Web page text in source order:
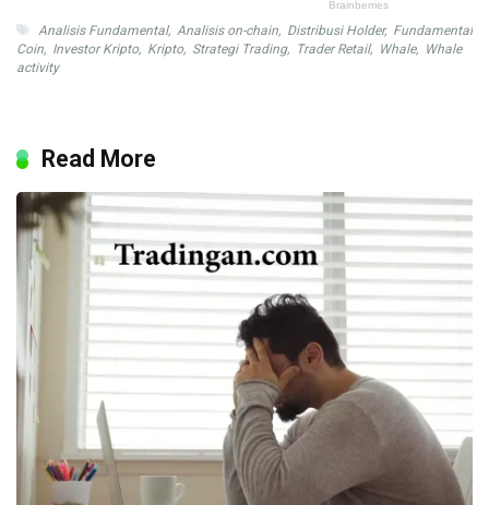
Analisis Fundamental, Analisis on-chain, Distribusi Holder, Fundamental
Coin, Investor Kripto, Kripto, Strategi Trading, Trader Retail, Whale, Whale
activity
Read More